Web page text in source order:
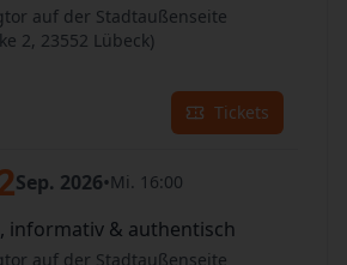
auf der Stadtaußenseite
2, 23552 Lübeck)
Tickets
Sep. 2026•Mi. 16:00
informativ & authentisch
auf der Stadtaußenseite